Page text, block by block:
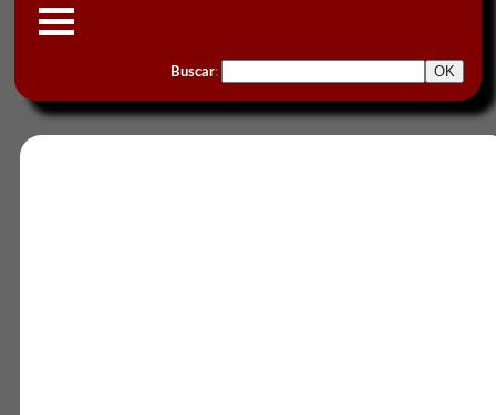
Buscar: